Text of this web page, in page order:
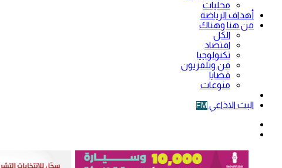
محليات
أهداف الرياضة
من هنا وهناك
الكل
اقتصاد
تكنولوجيا
فن وتلفزيون
قضايا
منوعات
البث الاذاعي FM